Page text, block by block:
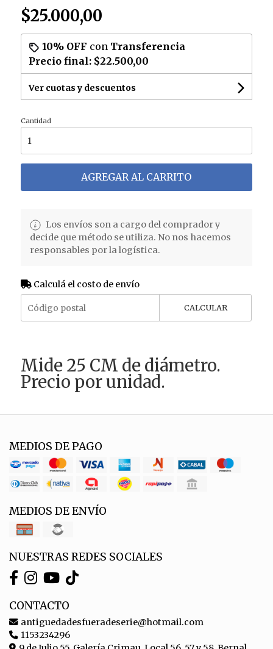
$25.000,00
10% OFF con Transferencia
Precio final: $22.500,00
Ver cuotas y descuentos
Cantidad
AGREGAR AL CARRITO
Los envíos son a cargo del comprador y
decide que método se utiliza. No nos hacemos
responsables por la logística.
Calculá el costo de envío
CALCULAR
Mide 25 CM de diámetro.
Precio por unidad.
MEDIOS DE PAGO
MEDIOS DE ENVÍO
NUESTRAS REDES SOCIALES
CONTACTO
antiguedadesfueradeserie@hotmail.com
1153234296